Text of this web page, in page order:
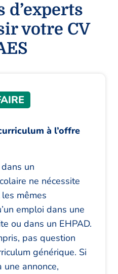
d’experts
votre CV
à l’offre
un
ne nécessite
mêmes
emploi dans une
ou dans un EHPAD.
pas question
générique. Si
une annonce,